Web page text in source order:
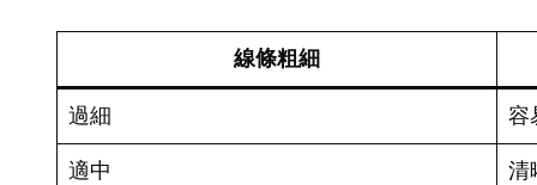
線條粗細
過細 容
適中 清